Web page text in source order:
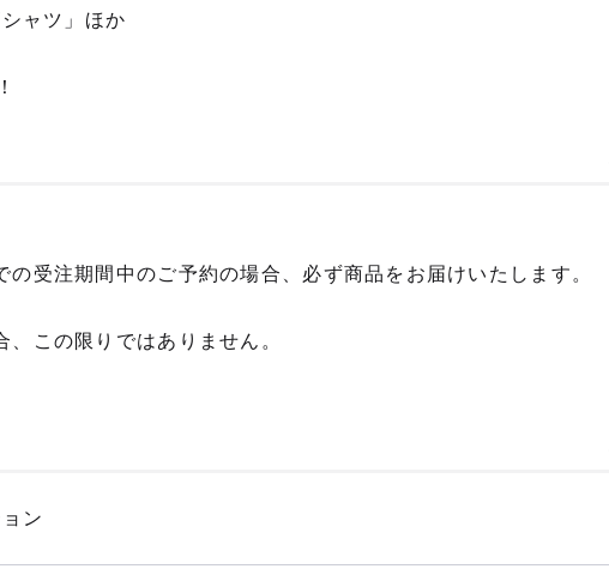
ャツ」ほか
受注期間中のご予約の場合、必ず商品をお届けいたします。
この限りではありません。
ン